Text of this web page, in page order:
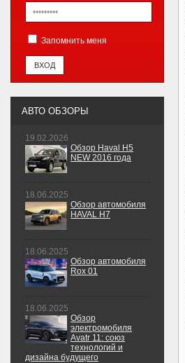
Запомнить меня
АВТО ОБЗОРЫ
19.02.2026
Обзор Haval H5
NEW 2016 года
18.06.2025
Обзор автомобиля
HAVAL H7
18.06.2025
Обзор автомобиля
Rox 01
18.06.2025
Обзор
электромобиля
Avatr 11: союз
технологий и
дизайна будущего